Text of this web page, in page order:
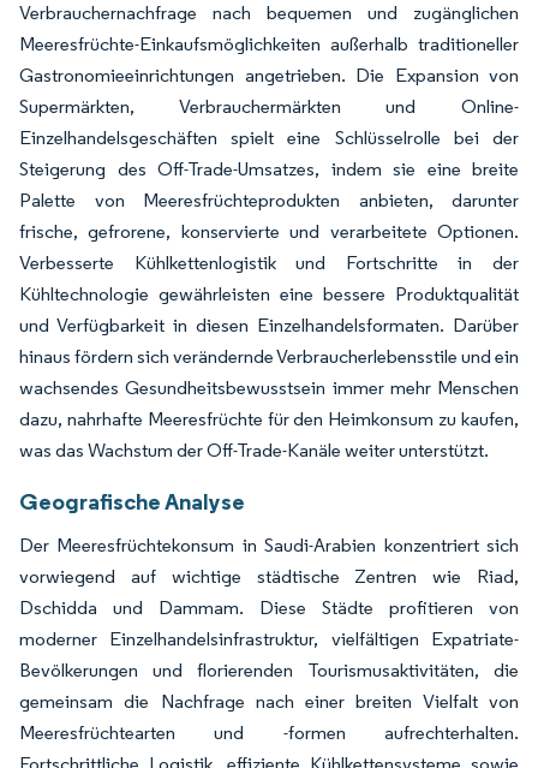
Verbrauchernachfrage nach bequemen und zugänglichen
Meeresfrüchte-Einkaufsmöglichkeiten außerhalb traditioneller
Gastronomieeinrichtungen angetrieben. Die Expansion von
Supermärkten, Verbrauchermärkten und Online-
Einzelhandelsgeschäften spielt eine Schlüsselrolle bei der
Steigerung des Off-Trade-Umsatzes, indem sie eine breite
Palette von Meeresfrüchteprodukten anbieten, darunter
frische, gefrorene, konservierte und verarbeitete Optionen.
Verbesserte Kühlkettenlogistik und Fortschritte in der
Kühltechnologie gewährleisten eine bessere Produktqualität
und Verfügbarkeit in diesen Einzelhandelsformaten. Darüber
hinaus fördern sich verändernde Verbraucherlebensstile und ein
wachsendes Gesundheitsbewusstsein immer mehr Menschen
dazu, nahrhafte Meeresfrüchte für den Heimkonsum zu kaufen,
was das Wachstum der Off-Trade-Kanäle weiter unterstützt.
Geografische Analyse
Der Meeresfrüchtekonsum in Saudi-Arabien konzentriert sich
vorwiegend auf wichtige städtische Zentren wie Riad,
Dschidda und Dammam. Diese Städte profitieren von
moderner Einzelhandelsinfrastruktur, vielfältigen Expatriate-
Bevölkerungen und florierenden Tourismusaktivitäten, die
gemeinsam die Nachfrage nach einer breiten Vielfalt von
Meeresfrüchtearten und -formen aufrechterhalten.